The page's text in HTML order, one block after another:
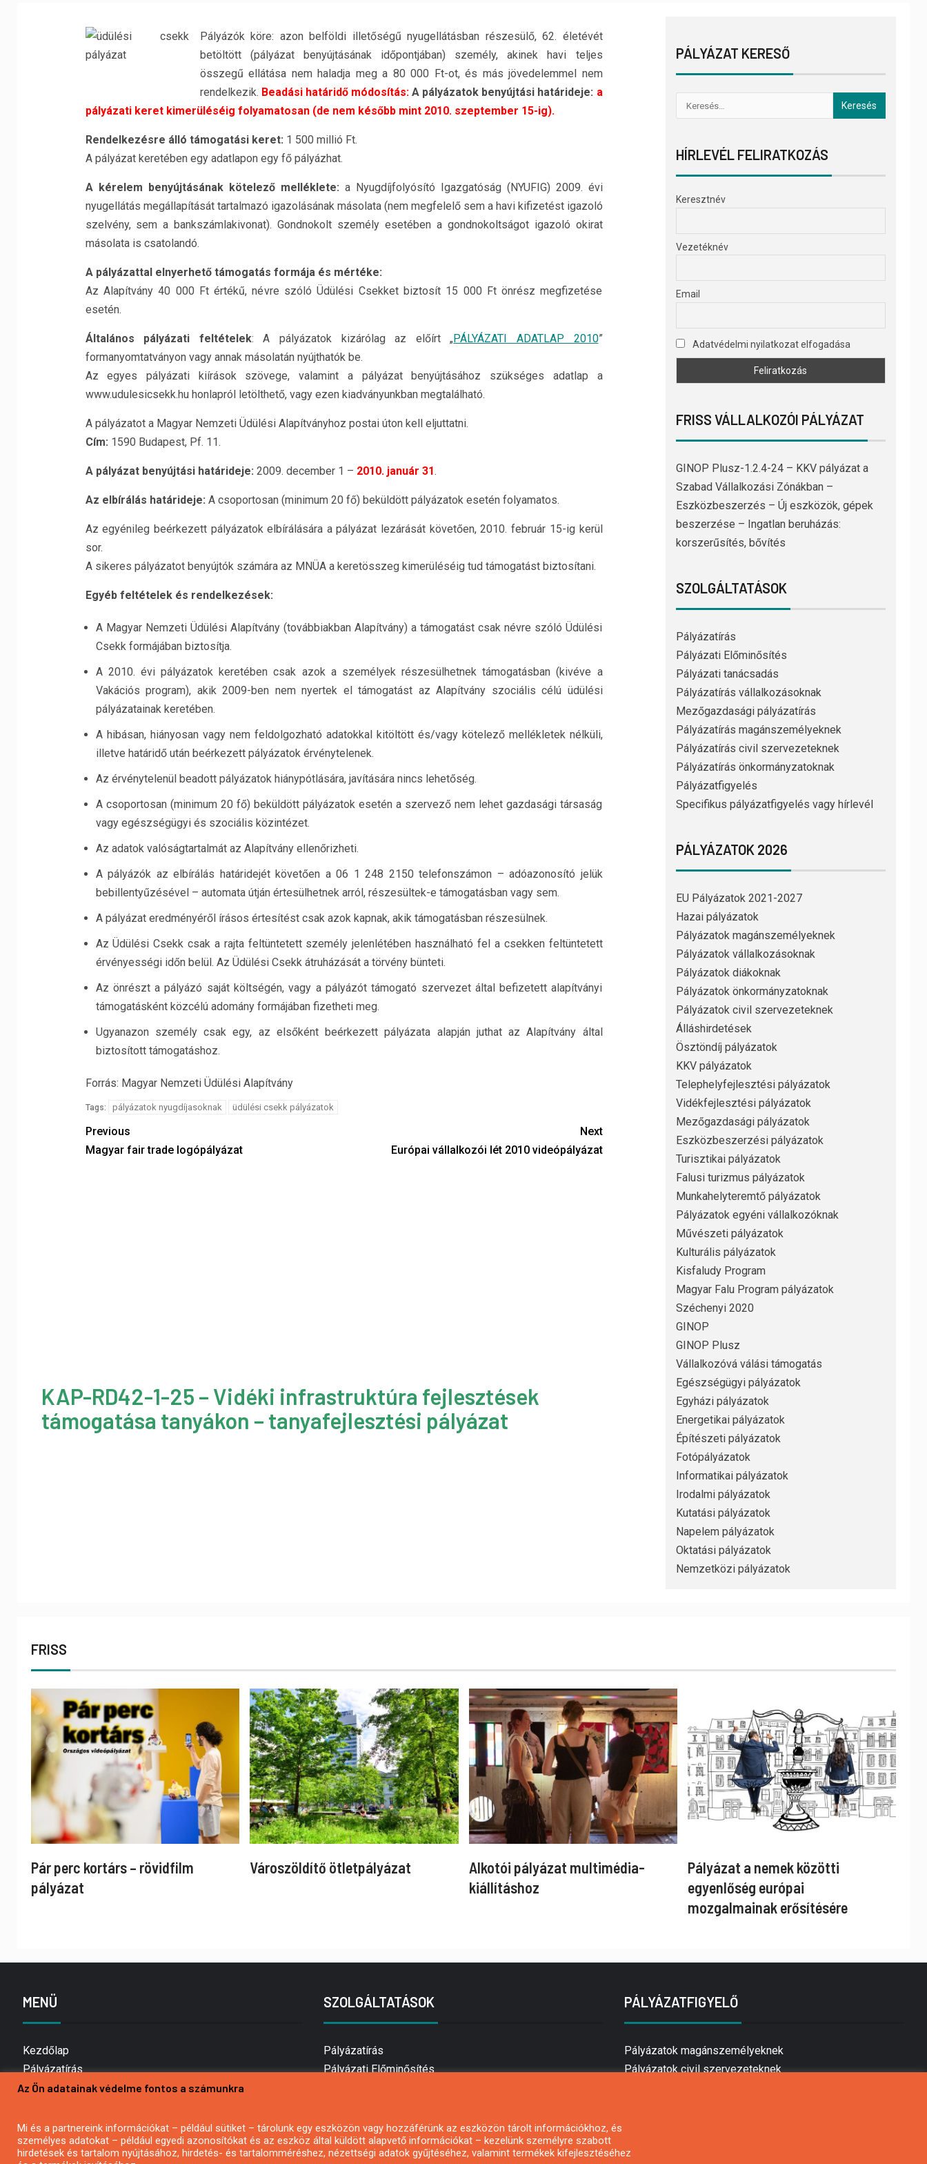
Pályázók köre: azon belföldi illetőségű nyugellátásban részesülő, 62. életévét
betöltött (pályázat benyújtásának időpontjában) személy, akinek havi teljes
összegű ellátása nem haladja meg a 80 000 Ft-ot, és más jövedelemmel nem
rendelkezik. Beadási határidő módosítás: A pályázatok benyújtási határideje: a
pályázati keret kimerüléséig folyamatosan (de nem később mint 2010. szeptember 15-ig).
Rendelkezésre álló támogatási keret: 1 500 millió Ft.
A pályázat keretében egy adatlapon egy fő pályázhat.
A kérelem benyújtásának kötelező melléklete: a Nyugdíjfolyósító Igazgatóság (NYUFIG) 2009. évi
nyugellátás megállapítását tartalmazó igazolásának másolata (nem megfelelő sem a havi kifizetést igazoló
szelvény, sem a bankszámlakivonat). Gondnokolt személy esetében a gondnokoltságot igazoló okirat
másolata is csatolandó.
A pályázattal elnyerhető támogatás formája és mértéke:
Az Alapítvány 40 000 Ft értékű, névre szóló Üdülési Csekket biztosít 15 000 Ft önrész megfizetése
esetén.
Általános pályázati feltételek: A pályázatok kizárólag az előírt „PÁLYÁZATI ADATLAP 2010”
formanyomtatványon vagy annak másolatán nyújthatók be.
Az egyes pályázati kiírások szövege, valamint a pályázat benyújtásához szükséges adatlap a
www.udulesicsekk.hu honlapról letölthető, vagy ezen kiadványunkban megtalálható.
A pályázatot a Magyar Nemzeti Üdülési Alapítványhoz postai úton kell eljuttatni.
Cím: 1590 Budapest, Pf. 11.
A pályázat benyújtási határideje: 2009. december 1 – 2010. január 31.
Az elbírálás határideje: A csoportosan (minimum 20 fő) beküldött pályázatok esetén folyamatos.
Az egyénileg beérkezett pályázatok elbírálására a pályázat lezárását követően, 2010. február 15-ig kerül
sor.
A sikeres pályázatot benyújtók számára az MNÜA a keretösszeg kimerüléséig tud támogatást biztosítani.
Egyéb feltételek és rendelkezések:
A Magyar Nemzeti Üdülési Alapítvány (továbbiakban Alapítvány) a támogatást csak névre szóló Üdülési
Csekk formájában biztosítja.
A 2010. évi pályázatok keretében csak azok a személyek részesülhetnek támogatásban (kivéve a
Vakációs program), akik 2009-ben nem nyertek el támogatást az Alapítvány szociális célú üdülési
pályázatainak keretében.
A hibásan, hiányosan vagy nem feldolgozható adatokkal kitöltött és/vagy kötelező mellékletek nélküli,
illetve határidő után beérkezett pályázatok érvénytelenek.
Az érvénytelenül beadott pályázatok hiánypótlására, javítására nincs lehetőség.
A csoportosan (minimum 20 fő) beküldött pályázatok esetén a szervező nem lehet gazdasági társaság
vagy egészségügyi és szociális közintézet.
Az adatok valóságtartalmát az Alapítvány ellenőrizheti.
A pályázók az elbírálás határidejét követően a 06 1 248 2150 telefonszámon – adóazonosító jelük
bebillentyűzésével – automata útján értesülhetnek arról, részesültek-e támogatásban vagy sem.
A pályázat eredményéről írásos értesítést csak azok kapnak, akik támogatásban részesülnek.
Az Üdülési Csekk csak a rajta feltüntetett személy jelenlétében használható fel a csekken feltüntetett
érvényességi időn belül. Az Üdülési Csekk átruházását a törvény bünteti.
Az önrészt a pályázó saját költségén, vagy a pályázót támogató szervezet által befizetett alapítványi
támogatásként közcélú adomány formájában fizetheti meg.
Ugyanazon személy csak egy, az elsőként beérkezett pályázata alapján juthat az Alapítvány által
biztosított támogatáshoz.
Forrás: Magyar Nemzeti Üdülési Alapítvány
Tags: pályázatok nyugdíjasoknak üdülési csekk pályázatok
Previous
Magyar fair trade logópályázat
Next
Európai vállalkozói lét 2010 videópályázat
KAP-RD42-1-25 – Vidéki infrastruktúra fejlesztések
támogatása tanyákon – tanyafejlesztési pályázat
PÁLYÁZAT KERESŐ
HÍRLEVÉL FELIRATKOZÁS
Keresztnév
Vezetéknév
Email
Adatvédelmi nyilatkozat elfogadása
FRISS VÁLLALKOZÓI PÁLYÁZAT
GINOP Plusz-1.2.4-24 – KKV pályázat a
Szabad Vállalkozási Zónákban –
Eszközbeszerzés – Új eszközök, gépek
beszerzése – Ingatlan beruházás:
korszerűsítés, bővítés
SZOLGÁLTATÁSOK
Pályázatírás
Pályázati Előminősítés
Pályázati tanácsadás
Pályázatírás vállalkozásoknak
Mezőgazdasági pályázatírás
Pályázatírás magánszemélyeknek
Pályázatírás civil szervezeteknek
Pályázatírás önkormányzatoknak
Pályázatfigyelés
Specifikus pályázatfigyelés vagy hírlevél
PÁLYÁZATOK 2026
EU Pályázatok 2021-2027
Hazai pályázatok
Pályázatok magánszemélyeknek
Pályázatok vállalkozásoknak
Pályázatok diákoknak
Pályázatok önkormányzatoknak
Pályázatok civil szervezeteknek
Álláshirdetések
Ösztöndíj pályázatok
KKV pályázatok
Telephelyfejlesztési pályázatok
Vidékfejlesztési pályázatok
Mezőgazdasági pályázatok
Eszközbeszerzési pályázatok
Turisztikai pályázatok
Falusi turizmus pályázatok
Munkahelyteremtő pályázatok
Pályázatok egyéni vállalkozóknak
Művészeti pályázatok
Kulturális pályázatok
Kisfaludy Program
Magyar Falu Program pályázatok
Széchenyi 2020
GINOP
GINOP Plusz
Vállalkozóvá válási támogatás
Egészségügyi pályázatok
Egyházi pályázatok
Energetikai pályázatok
Építészeti pályázatok
Fotópályázatok
Informatikai pályázatok
Irodalmi pályázatok
Kutatási pályázatok
Napelem pályázatok
Oktatási pályázatok
Nemzetközi pályázatok
FRISS
Pár perc kortárs – rövidfilm
pályázat
Városzöldítő ötletpályázat
Alkotói pályázat multimédia-
kiállításhoz
Pályázat a nemek közötti
egyenlőség európai
mozgalmainak erősítésére
MENÜ
Kezdőlap
Pályázatírás
Bemutatkozás
Hírlevél feliratkozás
Impresszum
SZOLGÁLTATÁSOK
Pályázatírás
Pályázati Előminősítés
Mezőgazdasági pályázatírás
Pályázatírás magánszemélyeknek
PÁLYÁZATFIGYELŐ
Pályázatok magánszemélyeknek
Pályázatok civil szervezeteknek
Az Ön adatainak védelme fontos a számunkra
Mi és a partnereink információkat – például sütiket – tárolunk egy eszközön vagy hozzáférünk az eszközön tárolt információkhoz, és
személyes adatokat – például egyedi azonosítókat és az eszköz által küldött alapvető információkat – kezelünk személyre szabott
hirdetések és tartalom nyújtásához, hirdetés- és tartalomméréshez, nézettségi adatok gyűjtéséhez, valamint termékek kifejlesztéséhez